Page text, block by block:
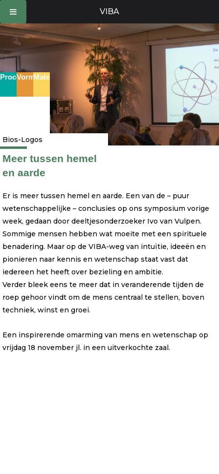
VIBA
de
inhoud
ProcesVormMaterie
Bios-Logos
Meer tussen hemel
en aarde
Er is meer tussen hemel en aarde. Een van de – puur
wetenschappelijke – conclusies op ons symposium vorige
week, gedaan door deeltjesonderzoeker Ivo van Vulpen.
Sommige mensen hebben wat moeite met een spirituele
benadering. Maar op de VIBA-weg van intuïtie, ideeën en
pionieren naar kennis en wetenschap staat vast dat
iedereen het heeft over bezieling en ambitie.
Verder bleek eens te meer dat in veranderende tijden de
roep gehoor vindt om de mens centraal te stellen, boven
techniek, winst en groei.
Een inspirerende omarming van mens en wetenschap op
vrijdag 18 november jl. in een uitverkochte zaal.